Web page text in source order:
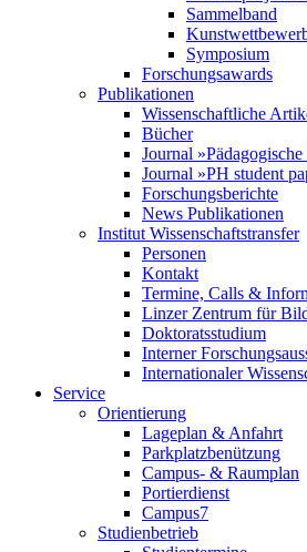
Sammelband
Symposium
Forschungsawards
Publikationen
Wissenschaftliche
Bücher
Journal
Journal »PH student
Forschungsberichte
News Publikationen
Institut Wissenschaftstransfer
Personen
Kontakt
Termine, Calls &
Linzer Zentrum für
Doktoratsstudium
Interner
Internationaler
Service
Orientierung
Lageplan & Anfahrt
Parkplatzbenützung
Campus- & Raumplan
Portierdienst
Campus7
Studienbetrieb